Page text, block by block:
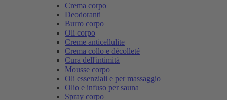
Crema corpo
Deodoranti
Burro corpo
Oli corpo
Creme anticellulite
Crema collo e décolleté
Cura dell'intimità
Mousse corpo
Oli essenziali e per massaggio
Olio e infuso per sauna
Spray corpo